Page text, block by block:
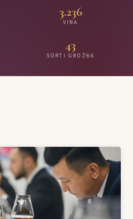
3.236
VINA
43
SORTI GROŽĐA